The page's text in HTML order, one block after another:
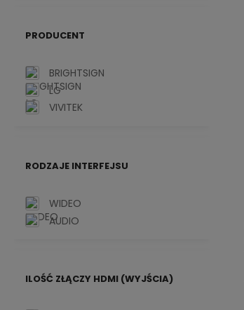
PRODUCENT
BRIGHTSIGN
LG
VIVITEK
RODZAJE INTERFEJSU
WIDEO
AUDIO
ILOŚĆ ZŁĄCZY HDMI (WYJŚCIA)